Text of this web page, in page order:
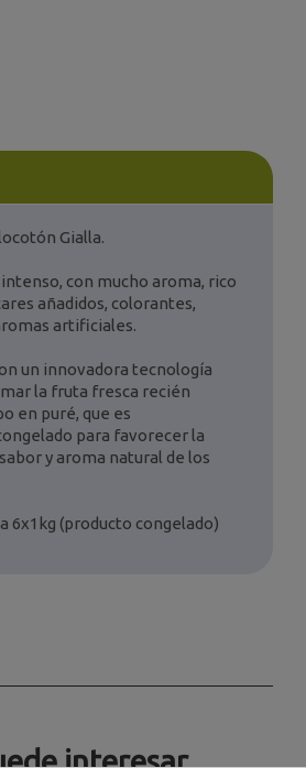
Gialla.
con mucho aroma, rico
añadidos, colorantes,
artificiales.
un innovadora tecnología
la fruta fresca recién
en puré, que es
para favorecer la
y aroma natural de los
6x1kg (producto congelado)
interesar